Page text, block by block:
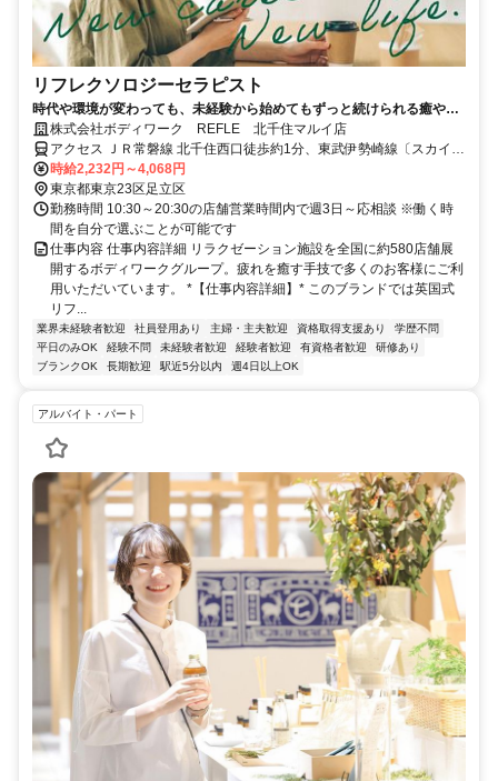
リフレクソロジーセラピスト
時代や環境が変わっても、未経験から始めてもずっと続けられる癒やし
の仕事。手に職を身につけて、生き方を変えよう。
株式会社ボディワーク REFLE 北千住マルイ店
アクセス ＪＲ常磐線 北千住西口徒歩約1分、東武伊勢崎線〔スカイツ
リーライン〕 北千住西口徒歩約1分、東京メトロ日比谷線 北千住西口
徒歩約1分 最寄駅：北千住駅
時給2,232円～4,068円
東京都東京23区足立区
勤務時間 10:30～20:30の店舗営業時間内で週3日～応相談 ※働く時
間を自分で選ぶことが可能です
仕事内容 仕事内容詳細 リラクゼーション施設を全国に約580店舗展
開するボディワークグループ。疲れを癒す手技で多くのお客様にご利
用いただいています。 *【仕事内容詳細】* このブランドでは英国式
リフ...
業界未経験者歓迎 社員登用あり 主婦・主夫歓迎 資格取得支援あり
学歴不問
平日のみOK
経験不問 未経験者歓迎 経験者歓迎 有資格者歓迎
研修あり
ブランクOK
長期歓迎 駅近5分以内 週4日以上OK
アルバイト・パート